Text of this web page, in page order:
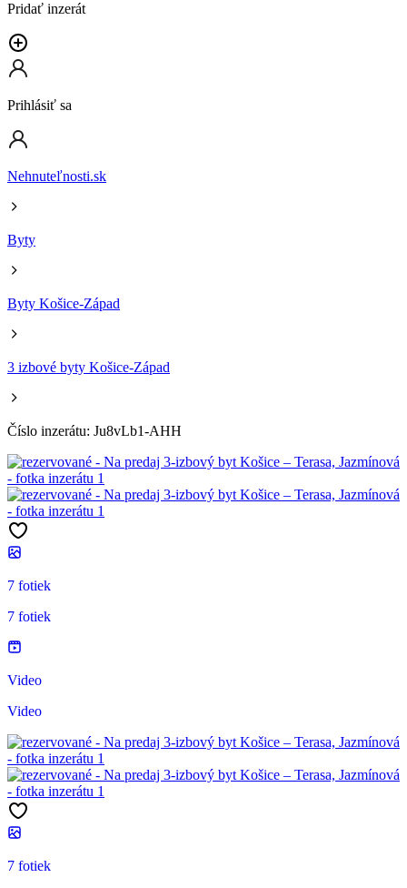
Pridať inzerát
Prihlásiť sa
Nehnuteľnosti.sk
Byty
Byty Košice-Západ
3 izbové byty Košice-Západ
Číslo inzerátu: Ju8vLb1-AHH
7 fotiek
7 fotiek
Video
Video
7 fotiek